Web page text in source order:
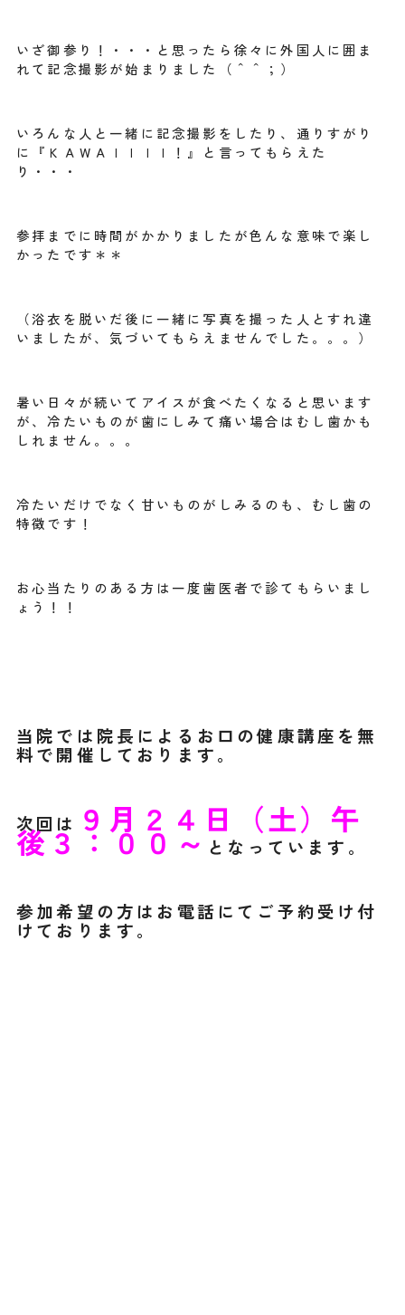
いざ御参り！・・・と思ったら徐々に外国人に囲ま
れて記念撮影が始まりました（＾＾；）
いろんな人と一緒に記念撮影をしたり、通りすがり
に『ＫＡＷＡＩＩＩＩ！』と言ってもらえた
り・・・
参拝までに時間がかかりましたが色んな意味で楽し
かったです＊＊
（浴衣を脱いだ後に一緒に写真を撮った人とすれ違
いましたが、気づいてもらえませんでした。。。）
暑い日々が続いてアイスが食べたくなると思います
が、冷たいものが歯にしみて痛い場合はむし歯かも
しれません。。。
冷たいだけでなく甘いものがしみるのも、むし歯の
特徴です！
お心当たりのある方は一度歯医者で診てもらいまし
ょう！！
当院では院長によるお口の健康講座を無
料で開催しております。
次回は ９月２４日（土）午
後３：００～ となっています。
参加希望の方はお電話にてご予約受け付
けております。